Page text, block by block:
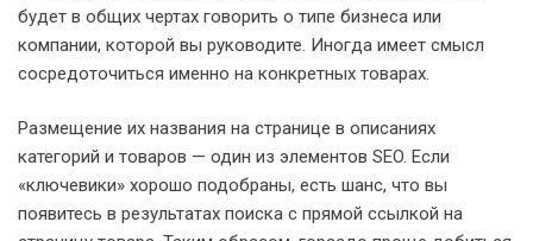
будет в общих чертах говорить о типе бизнеса или
компании, которой вы руководите. Иногда имеет смысл
сосредоточиться именно на конкретных товарах.
Размещение их названия на странице в описаниях
категорий и товаров — один из элементов SEO. Если
«ключевики» хорошо подобраны, есть шанс, что вы
появитесь в результатах поиска с прямой ссылкой на